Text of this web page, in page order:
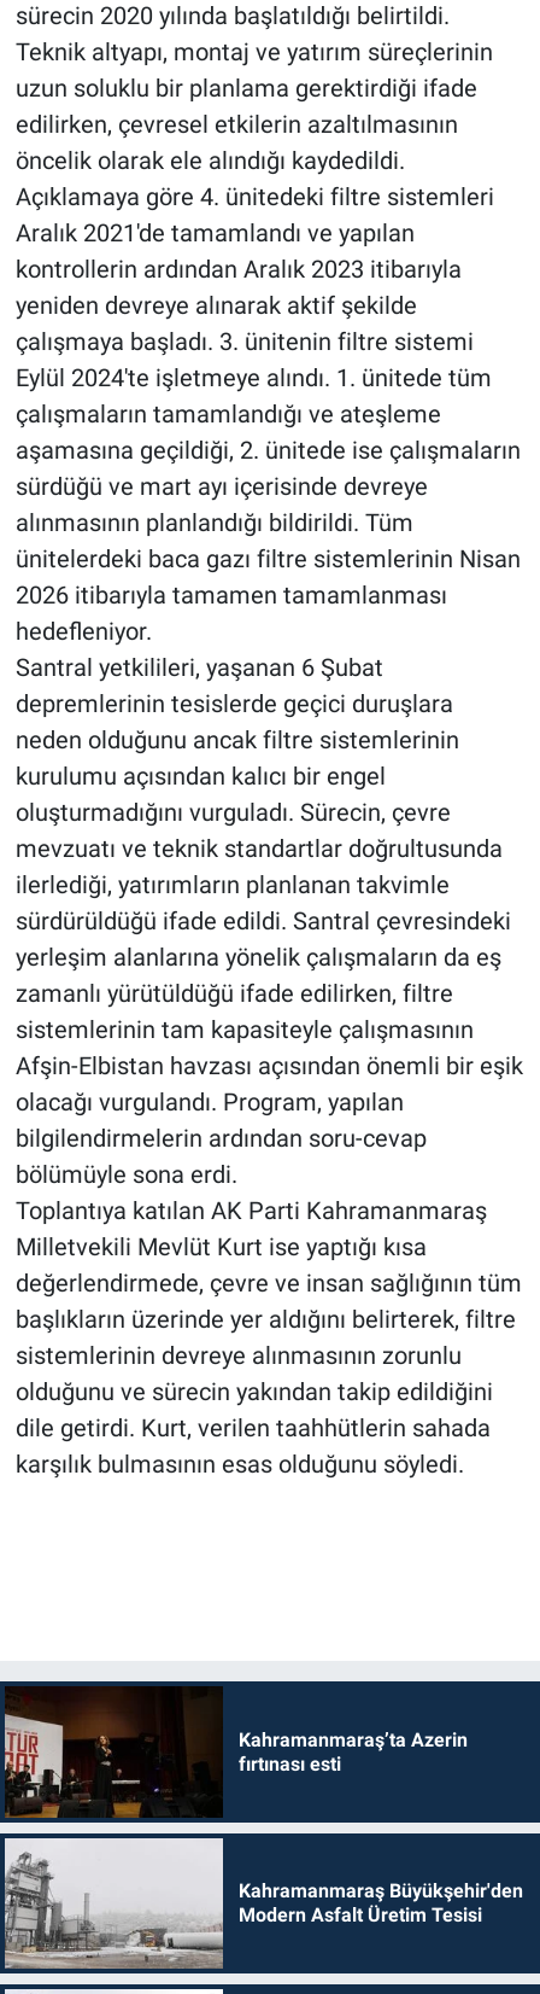
sürecin 2020 yılında başlatıldığı belirtildi.
Teknik altyapı, montaj ve yatırım süreçlerinin
uzun soluklu bir planlama gerektirdiği ifade
edilirken, çevresel etkilerin azaltılmasının
öncelik olarak ele alındığı kaydedildi.
Açıklamaya göre 4. ünitedeki filtre sistemleri
Aralık 2021'de tamamlandı ve yapılan
kontrollerin ardından Aralık 2023 itibarıyla
yeniden devreye alınarak aktif şekilde
çalışmaya başladı. 3. ünitenin filtre sistemi
Eylül 2024'te işletmeye alındı. 1. ünitede tüm
çalışmaların tamamlandığı ve ateşleme
aşamasına geçildiği, 2. ünitede ise çalışmaların
sürdüğü ve mart ayı içerisinde devreye
alınmasının planlandığı bildirildi. Tüm
ünitelerdeki baca gazı filtre sistemlerinin Nisan
2026 itibarıyla tamamen tamamlanması
hedefleniyor.
Santral yetkilileri, yaşanan 6 Şubat
depremlerinin tesislerde geçici duruşlara
neden olduğunu ancak filtre sistemlerinin
kurulumu açısından kalıcı bir engel
oluşturmadığını vurguladı. Sürecin, çevre
mevzuatı ve teknik standartlar doğrultusunda
ilerlediği, yatırımların planlanan takvimle
sürdürüldüğü ifade edildi. Santral çevresindeki
yerleşim alanlarına yönelik çalışmaların da eş
zamanlı yürütüldüğü ifade edilirken, filtre
sistemlerinin tam kapasiteyle çalışmasının
Afşin-Elbistan havzası açısından önemli bir eşik
olacağı vurgulandı. Program, yapılan
bilgilendirmelerin ardından soru-cevap
bölümüyle sona erdi.
Toplantıya katılan AK Parti Kahramanmaraş
Milletvekili Mevlüt Kurt ise yaptığı kısa
değerlendirmede, çevre ve insan sağlığının tüm
başlıkların üzerinde yer aldığını belirterek, filtre
sistemlerinin devreye alınmasının zorunlu
olduğunu ve sürecin yakından takip edildiğini
dile getirdi. Kurt, verilen taahhütlerin sahada
karşılık bulmasının esas olduğunu söyledi.
Kahramanmaraş’ta Azerin
fırtınası esti
Kahramanmaraş Büyükşehir'den
Modern Asfalt Üretim Tesisi